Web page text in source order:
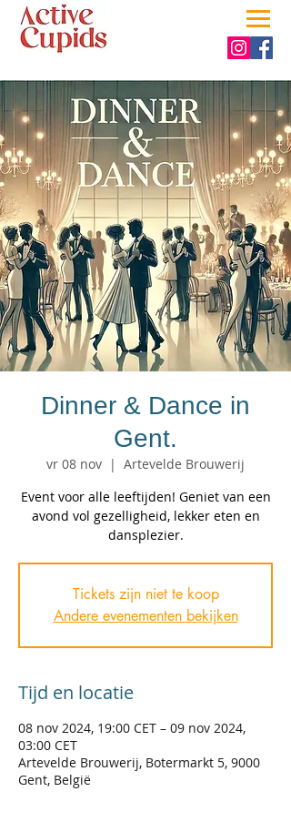
Dinner & Dance in
Gent.
vr 08 nov
  |
Artevelde Brouwerij
Event voor alle leeftijden! Geniet van een
avond vol gezelligheid, lekker eten en
dansplezier.
Tickets zijn niet te koop
Andere evenementen bekijken
Tijd en locatie
08 nov 2024, 19:00 CET – 09 nov 2024,
03:00 CET
Artevelde Brouwerij, Botermarkt 5, 9000
Gent, België